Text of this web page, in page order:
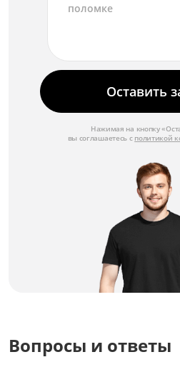
Замена микрофона
от 2 000 ₽
Замена линзы
Замена крепежных
Замена корпуса
Замена кнопок управления
Замена дисплея
от 2 500 ₽
Оставить
Нажимая на кнопку
вы соглашаетесь с политикой
Вопросы и ответы